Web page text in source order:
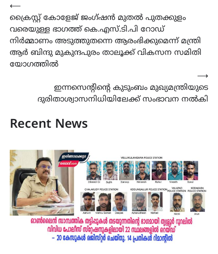
Post
navigation
⟵
ക്രൈസ്റ്റ് കോളേജ് ജംഗ്ഷൻ മുതൽ പുതക്കുളം
വരെയുള്ള ഭാഗത്ത് കെ.എസ്.ടി.പി റോഡ്
നിർമ്മാണം അടുത്തുതന്നെ ആരംഭിക്കുമെന്ന് മന്ത്രി
ആർ ബിന്ദു മുകുന്ദപുരം താലൂക്ക് വികസന സമിതി
യോഗത്തിൽ
ഇന്നസെൻ്റിൻ്റെ കുടുംബം മുഖ്യമന്ത്രിയുടെ
ദുരിതാശ്വാസനിധിയിലേക്ക് സംഭാവന നൽകി
⟶
Recent News